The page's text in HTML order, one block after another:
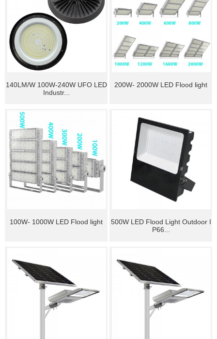
140LM/W 100W-240W UFO LED
Industr...
200W- 2000W LED Flood light
100W- 1000W LED Flood light
500W LED Flood Light Outdoor I
P66...